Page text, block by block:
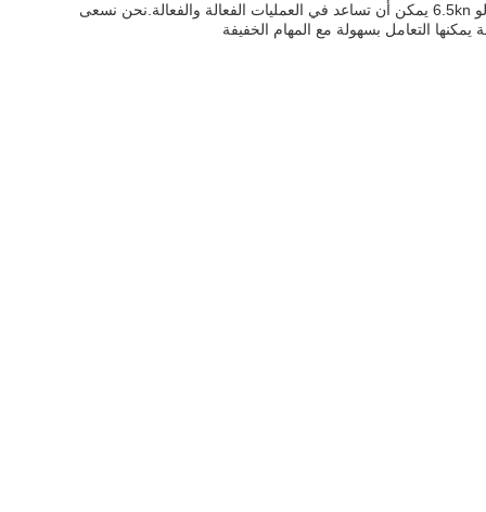
الخيار المثالي لمجموعة متنوعة من الوظائف.يمكن أن تتحرك بسهولة في الأماكن الضيقة وتوفر القوة التي تحتاجهاوزنه التشغيلي 1200kg وقوة حفر دلو 6.5kn يمكن أن تساعد في العمليات الفعالة والفعالة.نحن نسعى
التعامل بسهولة مع المهام الخفيفة